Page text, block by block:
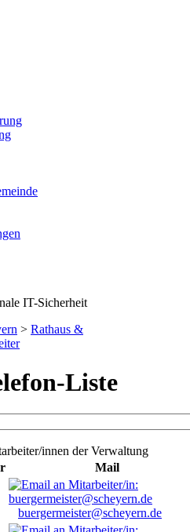
> Rathaus &
Liste
innen der Verwaltung
Mail
buergermeister@scheyern.de